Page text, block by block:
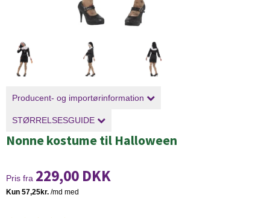
Producent- og importørinformation
STØRRELSESGUIDE
Nonne kostume til Halloween
Pris fra 229,00 DKK